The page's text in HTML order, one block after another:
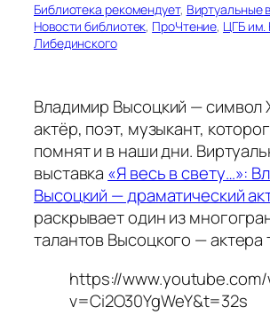
Библиотека рекомендует, Виртуальные
Новости библиотек, ПроЧтение, ЦГБ
Либединского
Владимир Высоцкий — символ
актёр, поэт, музыкант,
помнят и в наши дни.
выставка «Я весь в свету…»:
Высоцкий — драматический
раскрывает один из
талантов Высоцкого — актера
https://
v=Ci2O30YgWeY&t=32s